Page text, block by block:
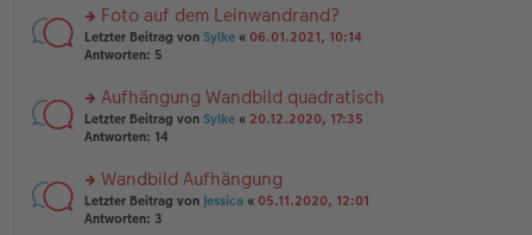
tr
a
g
e
n
er
tr
a
g
n
g
el
e
n
er
tr
a
g
rs
te
n
g
el
e
n
er
Foto auf dem Leinwandrand?
Letzter Beitrag von Sylke « 06.01.2021, 10:14
Antworten: 5
rs
te
n
g
el
Aufhängung Wandbild quadratisch
Letzter Beitrag von Sylke « 20.12.2020, 17:35
Antworten: 14
rs
te
Wandbild Aufhängung
Letzter Beitrag von Jessica « 05.11.2020, 12:01
Antworten: 3